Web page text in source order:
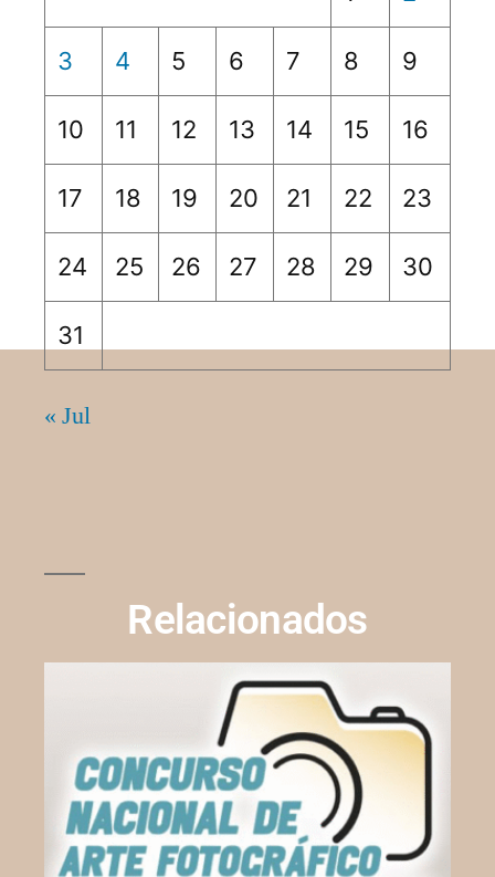
3 4 5 6 7 8 9
10 11 12 13 14 15 16
17 18 19 20 21 22 23
24 25 26 27 28 29 30
31
« Jul
Relacionados